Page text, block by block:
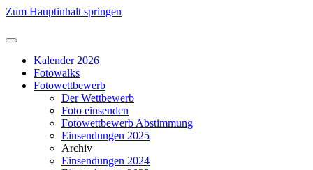
Zum Hauptinhalt springen
Kalender 2026
Fotowalks
Fotowettbewerb
Der Wettbewerb
Foto einsenden
Fotowettbewerb Abstimmung
Einsendungen 2025
Archiv
Einsendungen 2024